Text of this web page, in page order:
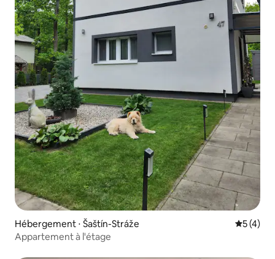
Hébergement ⋅ Šaštín-Stráže
5 (4)
Appartement à l'étage